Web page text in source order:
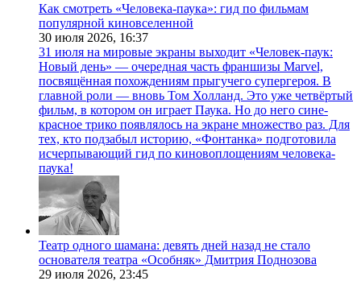
Как смотреть «Человека-паука»: гид по фильмам
популярной киновселенной
30 июля 2026, 16:37
31 июля на мировые экраны выходит «Человек-паук:
Новый день» — очередная часть франшизы Marvel,
посвящённая похождениям прыгучего супергероя. В
главной роли — вновь Том Холланд. Это уже четвёртый
фильм, в котором он играет Паука. Но до него сине-
красное трико появлялось на экране множество раз. Для
тех, кто подзабыл историю, «Фонтанка» подготовила
исчерпывающий гид по киновоплощениям человека-
паука!
Театр одного шамана: девять дней назад не стало
основателя театра «Особняк» Дмитрия Поднозова
29 июля 2026, 23:45